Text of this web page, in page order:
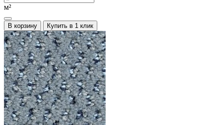
м²
В корзину Купить в 1 клик